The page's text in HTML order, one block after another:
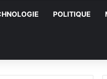
POLITIQUE